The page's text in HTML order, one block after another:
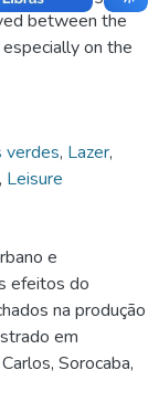
between the
on the
verdes, Lazer,
, Leisure
e
efeitos do
na produção
em
Sorocaba,